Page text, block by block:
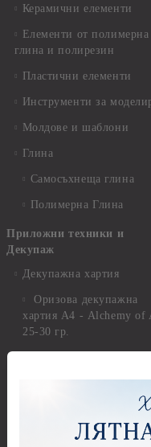
Керамични елементи
Елементи от полимерна
глина и полирезин
Пластични елементи
Инструменти за
Молдове и шаблони
Глина
Самосъхнеща глина
Полимерна Глина
Приложни техники и
Декупаж
Декупажна хартия
Оризова декупажна
хартия А4 - Alchemy of
25-30 гр.
хартия Stamperia - 21 х